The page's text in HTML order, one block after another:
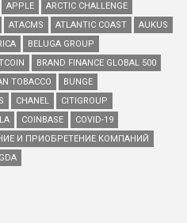
APPLE
ARCTIC CHALLENGE
ATACMS ATLANTIC COAST
AUKUS
BELUGA GROUP
BRAND FINANCE GLOBAL 500
TOBACCO
BUNGE
CHANEL
CITIGROUP
COINBASE
COVID-19
И ПРИОБРЕТЕНИЕ КОМПАНИЙ